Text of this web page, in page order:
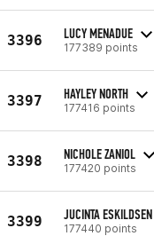
3396 LUCY MENADUE
177389 points
3397 HAYLEY NORTH
177416 points
3398 NICHOLE ZANIOL
177420 points
3399 JUCINTA ESKILDSEN
177440 points